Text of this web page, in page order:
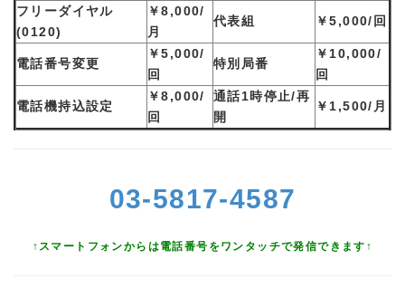
フリーダイヤル
(0120)
￥8,000/
月
代表組 ￥5,000/回
電話番号変更
￥5,000/
回
特別局番
￥10,000/
回
電話機持込設定
￥8,000/
回
通話1時停止/再
開
￥1,500/月
03-5817-4587
↑スマートフォンからは電話番号をワンタッチで発信できます↑